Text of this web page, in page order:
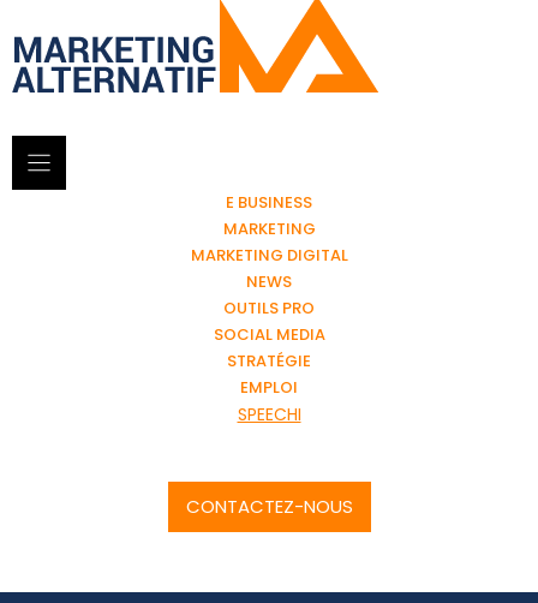
E BUSINESS
MARKETING
MARKETING DIGITAL
NEWS
OUTILS PRO
SOCIAL MEDIA
STRATÉGIE
EMPLOI
SPEECHI
CONTACTEZ-NOUS